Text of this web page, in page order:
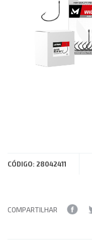
CÓDIGO: 28042411
COMPARTILHAR